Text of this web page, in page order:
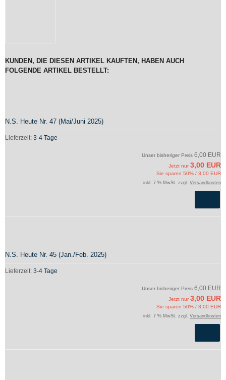
KUNDEN, DIE DIESEN ARTIKEL KAUFTEN, HABEN AUCH
FOLGENDE ARTIKEL BESTELLT:
N.S. Heute Nr. 47 (Mai/Juni 2025)
Lieferzeit: 3-4 Tage
Unser bisheriger Preis 6,00 EUR
Jetzt nur 3,00 EUR
Sie sparen 50% / 3,00 EUR
inkl. 7 % MwSt. zzgl. Versandkosten
N.S. Heute Nr. 45 (Jan./Feb. 2025)
Lieferzeit: 3-4 Tage
Unser bisheriger Preis 6,00 EUR
Jetzt nur 3,00 EUR
Sie sparen 50% / 3,00 EUR
inkl. 7 % MwSt. zzgl. Versandkosten